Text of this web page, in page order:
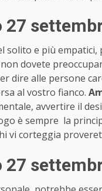
27
solito e più
dovete
dire alle persone
al vostro fianco.
avvertire il
è sempre la
vi corteggia
27